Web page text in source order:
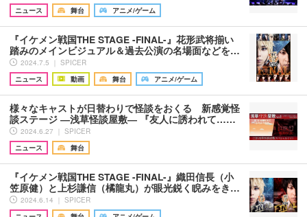
ニュース
舞台 アニメ/ゲーム
『イケメン戦国THE STAGE -FINAL-』花形武将揃い
踏みのメインビジュアル＆過去公演の名場面などを…
2024.7.5 ｜ SPICER
ニュース
動画 舞台 アニメ/ゲーム
様々なキャストが日替わりで怪談をおくる 新感覚怪
談ステージ ―浅草怪談屋敷― 『友人に誘われて……
2024.6.27 ｜ SPICER
ニュース
舞台
『イケメン戦国THE STAGE -FINAL-』織田信長（小
笠原健）と上杉謙信（橘龍丸）が眼光鋭く睨みをき…
2024.6.14 ｜ SPICER